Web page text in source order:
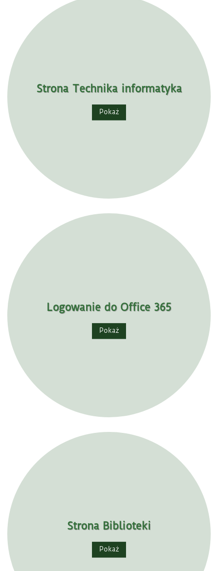
Strona Technika informatyka
Pokaż
Logowanie do Office 365
Pokaż
Strona Biblioteki
Pokaż